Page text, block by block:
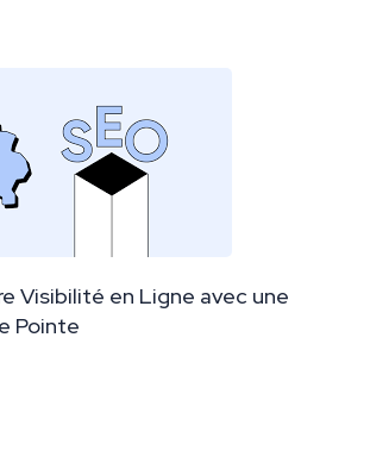
Visibilité en Ligne avec une
Pointe